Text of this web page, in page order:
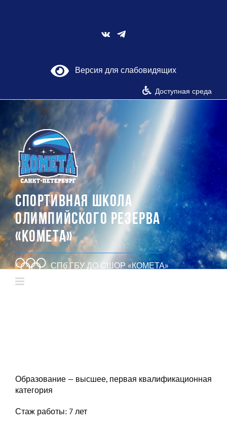
Vk
Версия для слабовидящих
Доступная среда
СПОРТИВНАЯ ШКОЛА
ОЛИМПИЙСКОГО РЕЗЕРВА
«КОМЕТА»
СПб ГБУ ДО СШОР «КОМЕТА»
Образование — высшее, первая квалификационная
категория
Стаж работы: 7 лет